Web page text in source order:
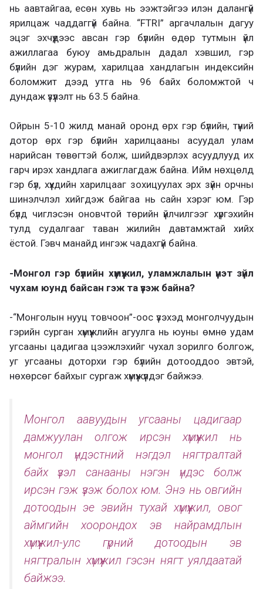
нь аавтайгаа, есөн хувь нь ээжтэйгээ илэн далангүй
ярилцаж чаддаггүй байна. “FTRI” аргачлалын дагуу
эцэг эхчүүдээс авсан гэр бүлийн өдөр тутмын үйл
ажиллагаа буюу амьдралын дадал хэвшил, гэр
бүлийн дэг журам, харилцаа хандлагын индексийн
боломжит дээд утга нь 96 байх боломжтой ч
дундаж үзүүлэлт нь 63.5 байна.
Ойрын 5-10 жилд манай оронд өрх гэр бүлийн, түүний
дотор өрх гэр бүлийн харилцааны асуудал улам
нарийсан төвөгтэй болж, шийдвэрлэх асуудлууд их
гарч ирэх хандлага ажиглагдаж байна. Ийм нөхцөлд
гэр бүл, хүүхдийн харилцааг зохицуулах эрх зүйн орчны
шинэлчлэл хийгдэж байгаа нь сайн хэрэг юм. Гэр
бүлд чиглэсэн оновчтой төрийн үйлчилгээг хүргэхийн
тулд судалгааг таван жилийн давтамжтай хийх
ёстой. Гэвч манайд ингэж чадахгүй байна.
-Монгол гэр бүлийн хүмүүжил, уламжлалын үнэт зүйл
чухам юунд байсан гэж та үзэж байна?
-“Монголын нууц товчоон”-оос үзэхэд монголчуудын
гэрийн сурган хүмүүжлийн агуулга нь юуны өмнө удам
угсааны цадигаа цээжлэхийг чухал зорилго болгож,
уг угсааны доторхи гэр бүлийн дотооддоо эвтэй,
нөхөрсөг байхыг сургаж хүмүүжүүлдэг байжээ.
Монгол аавуудын угсааны цадигаар
дамжуулан олгож ирсэн хүмүүжил нь
монгол үндэстний нэгдэл нягтралтай
байх үзэл санааны нэгэн үндэс болж
ирсэн гэж үзэж болох юм. Энэ нь овгийн
дотоодын эе эвийн тухай хүмүүжил, овог
аймгийн хоорондох эв найрамдлын
хүмүүжил-улс гүрний дотоодын эв
нягтралын хүмүүжил гэсэн нягт уялдаатай
байжээ.